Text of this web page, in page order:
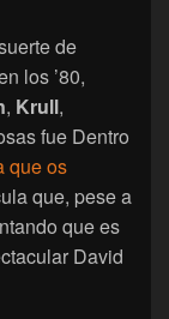
de
los ’80,
, Krull,
fue Dentro
que os
que, pese a
que es
David